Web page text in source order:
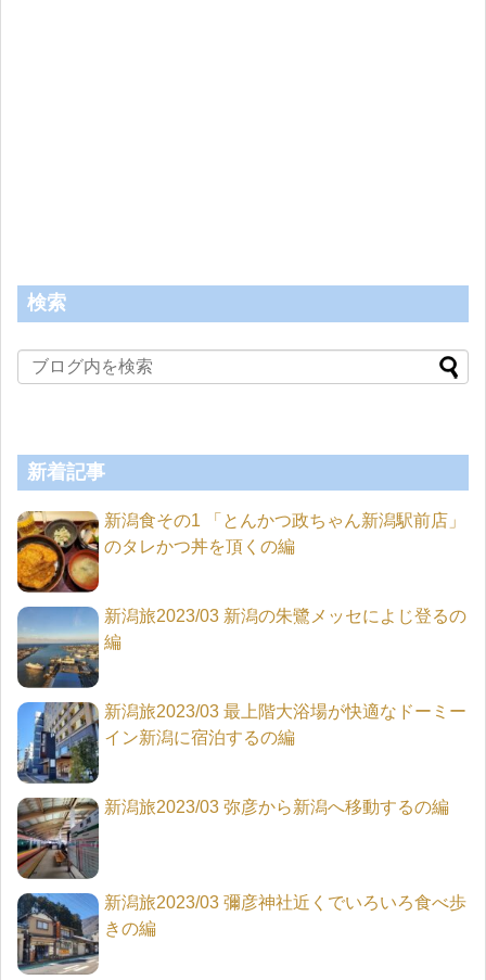
検索
新着記事
新潟食その1 「とんかつ政ちゃん新潟駅前店」
のタレかつ丼を頂くの編
新潟旅2023/03 新潟の朱鷺メッセによじ登るの
編
新潟旅2023/03 最上階大浴場が快適なドーミー
イン新潟に宿泊するの編
新潟旅2023/03 弥彦から新潟へ移動するの編
新潟旅2023/03 彌彦神社近くでいろいろ食べ歩
きの編